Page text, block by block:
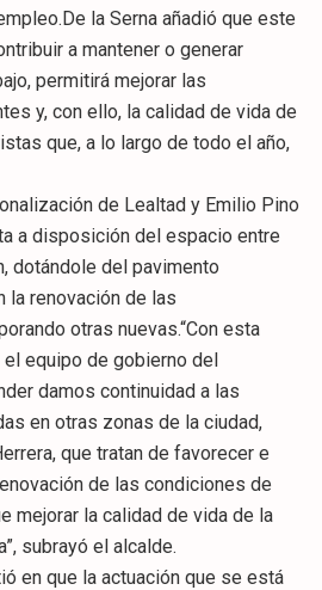
la Serna añadió que este
a mantener o generar
permitirá mejorar las
y, con ello, la calidad de vida de
que, a lo largo de todo el año,
de Lealtad y Emilio Pino
a disposición del espacio entre
dotándole del pavimento
la renovación de las
otras nuevas.“Con esta
equipo de gobierno del
damos continuidad a las
en otras zonas de la ciudad,
que tratan de favorecer e
de las condiciones de
mejorar la calidad de vida de la
subrayó el alcalde.
en que la actuación que se está